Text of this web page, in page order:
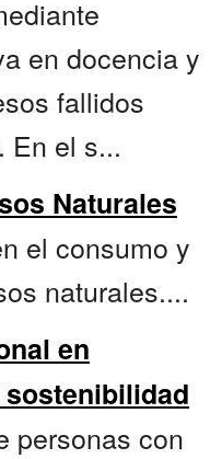
en docencia y
fallidos
En el s...
Naturales
el consumo y
naturales....
en
personas con